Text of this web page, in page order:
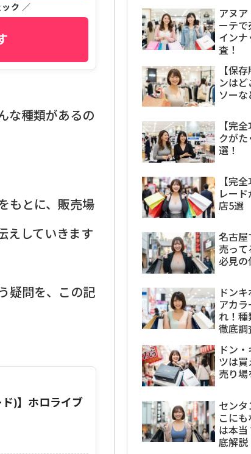
ク ／
な種類があるの
もとに、販売場
えしていきます
疑問を、この記
)】ホロライブ
アヌ
ーテ
イン
査！
【保
ンは
ソー
【完
クが
選！
【完
レー
店5選
名古屋
売っ
必見の
ドン
アカ
れ！
徹底調
ドン
ツは買
売り場
セン
こに
は本
底解説